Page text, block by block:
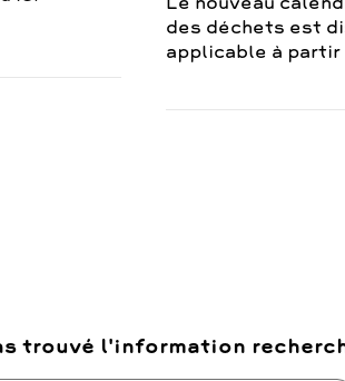
des déchets est
applicable à partir
trouvé l'information